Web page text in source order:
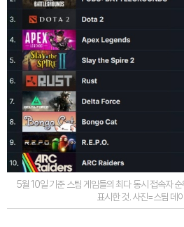
5월 10일 기준 스팀 게임들의 최다 동시 접속자
표시한 것. 사진=스팀 데